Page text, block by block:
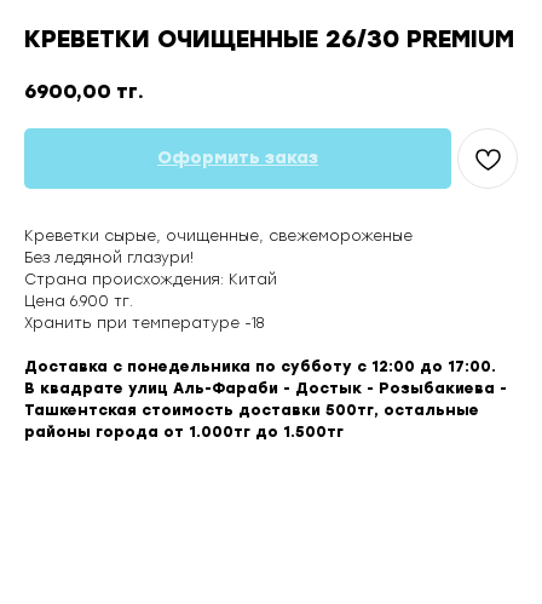
КРЕВЕТКИ ОЧИЩЕННЫЕ 26/30 PREMIUM
6900,00 тг.
Оформить заказ
Креветки сырые, очищенные, свежемороженые
Без ледяной глазури!
Страна происхождения: Китай
Цена 6.900 тг.
Хранить при температуре -18
Доставка с понедельника по субботу с 12:00 до 17:00.
В квадрате улиц Аль-Фараби - Достык - Розыбакиева -
Ташкентская стоимость доставки 500тг, остальные
районы города от 1.000тг до 1.500тг